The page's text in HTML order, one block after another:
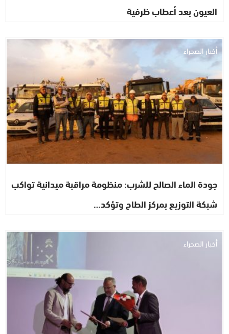
العيون بعد أعطاب ظرفية
أخبار الصحراء
جودة الماء الصالح للشرب: منظومة مراقبة ميدانية تواكب
شبكة التوزيع بمركز الطاح وتؤكد…
أخبار الصحراء